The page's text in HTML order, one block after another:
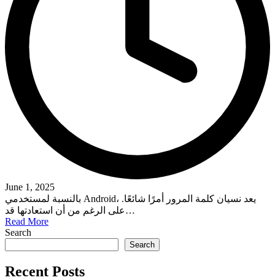
June 1, 2025
بالنسبة لمستخدمي Android، يعد نسيان كلمة المرور أمرًا شائعًا.
على الرغم من أن استعادتها قد…
Read More
Search
Search
Recent Posts